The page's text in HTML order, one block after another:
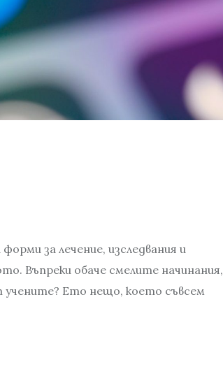
за лечение, изследвания и
Въпреки обаче смелите начинания,
учените? Ето нещо, което съвсем